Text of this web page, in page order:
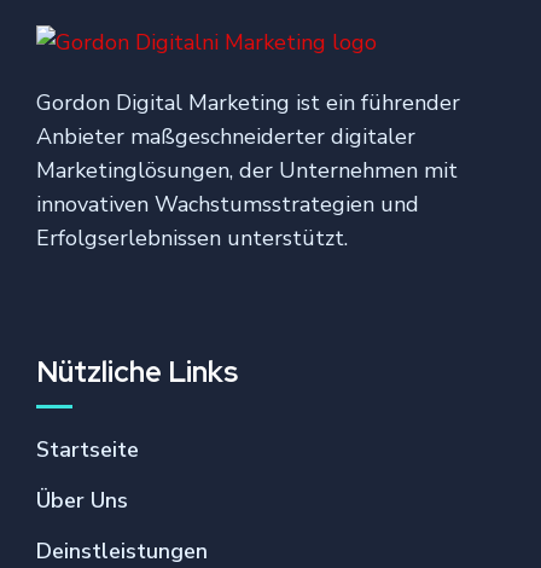
Gordon Digital Marketing ist ein führender
Anbieter maßgeschneiderter digitaler
Marketinglösungen, der Unternehmen mit
innovativen Wachstumsstrategien und
Erfolgserlebnissen unterstützt.
Nützliche Links
Startseite
Über Uns
Deinstleistungen